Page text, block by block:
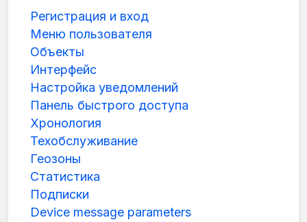
Регистрация и вход
Меню пользователя
Объекты
Интерфейс
Настройка уведомлений
Панель быстрого доступа
Хронология
Техобслуживание
Геозоны
Статистика
Подписки
Device message parameters